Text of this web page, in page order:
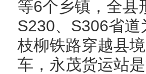
等6个乡镇，全县
S230、S306省
枝柳铁路穿越县
车，永茂货运站